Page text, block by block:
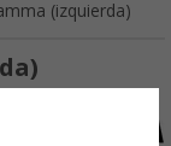
(izquierda)